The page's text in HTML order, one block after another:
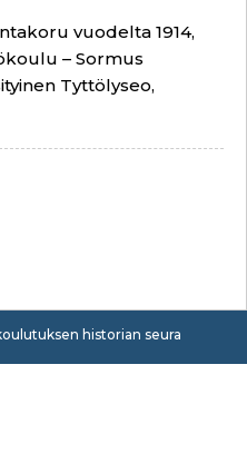
vuodelta 1914,
– Sormus
Tyttölyseo,
historian seura